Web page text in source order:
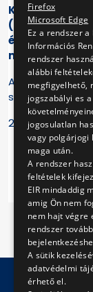
Köszönettel
(buszokkal,
mielőbbi
A cikkben
személyes
2009. június 28.
Firefox
Microsoft Edge
Ez a rendszer
Információs
rendszer
alábbi
megfigyelhető,
jogszabályi es
jogosulatlan
vagy polgárjogi
maga után.
A rendszer
feltételek
EIR mindaddig
amig Ön nem
nem hajt végre
rendszer
A sütik
adatvédelmi
érhető el.